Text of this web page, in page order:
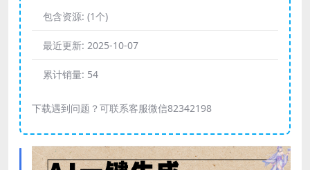
包含资源: (1个)
最近更新: 2025-10-07
累计销量: 54
下载遇到问题？可联系客服微信82342198